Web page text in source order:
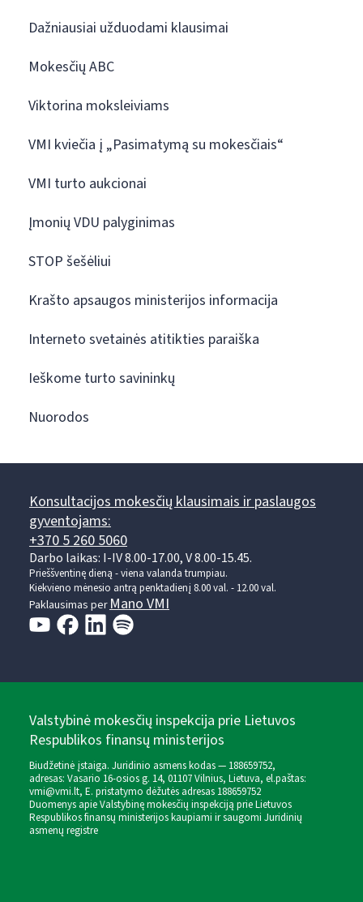
Dažniausiai užduodami klausimai
Mokesčių ABC
Viktorina moksleiviams
VMI kviečia į „Pasimatymą su mokesčiais“
VMI turto aukcionai
Įmonių VDU palyginimas
STOP šešėliui
Krašto apsaugos ministerijos informacija
Interneto svetainės atitikties paraiška
Ieškome turto savininkų
Nuorodos
Konsultacijos mokesčių klausimais ir paslaugos
gyventojams:
+370 5 260 5060
Darbo laikas: I-IV 8.00-17.00, V 8.00-15.45.
Prieššventinę dieną - viena valanda trumpiau.
Kiekvieno mėnesio antrą penktadienį 8.00 val. - 12.00 val.
Paklausimas perMano VMI
Valstybinė mokesčių inspekcija prie Lietuvos
Respublikos finansų ministerijos
Biudžetinė įstaiga. Juridinio asmens kodas — 188659752,
adresas: Vasario 16-osios g. 14, 01107 Vilnius, Lietuva, el.paštas:
vmi@vmi.lt, E. pristatymo dėžutės adresas 188659752
Duomenys apie Valstybinę mokesčių inspekciją prie Lietuvos
Respublikos finansų ministerijos kaupiami ir saugomi Juridinių
asmenų registre